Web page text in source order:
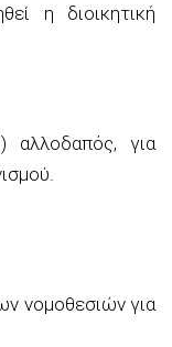
η διοικητική
αλλοδαπός, για
νομοθεσιών για